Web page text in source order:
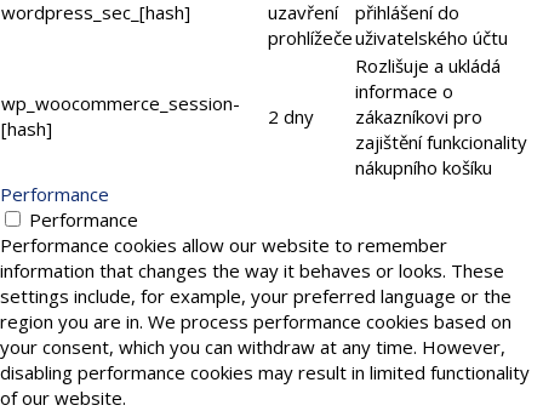
wordpress_sec_[hash]
uzavření
prohlížeče
přihlášení do
uživatelského účtu
wp_woocommerce_session-
[hash]
2 dny
Rozlišuje a ukládá
informace o
zákazníkovi pro
zajištění funkcionality
nákupního košíku
Performance
Performance
Performance cookies allow our website to remember
information that changes the way it behaves or looks. These
settings include, for example, your preferred language or the
region you are in. We process performance cookies based on
your consent, which you can withdraw at any time. However,
disabling performance cookies may result in limited functionality
of our website.